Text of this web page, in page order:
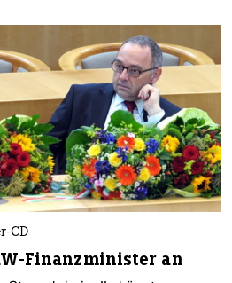
CD
Finanzminister an